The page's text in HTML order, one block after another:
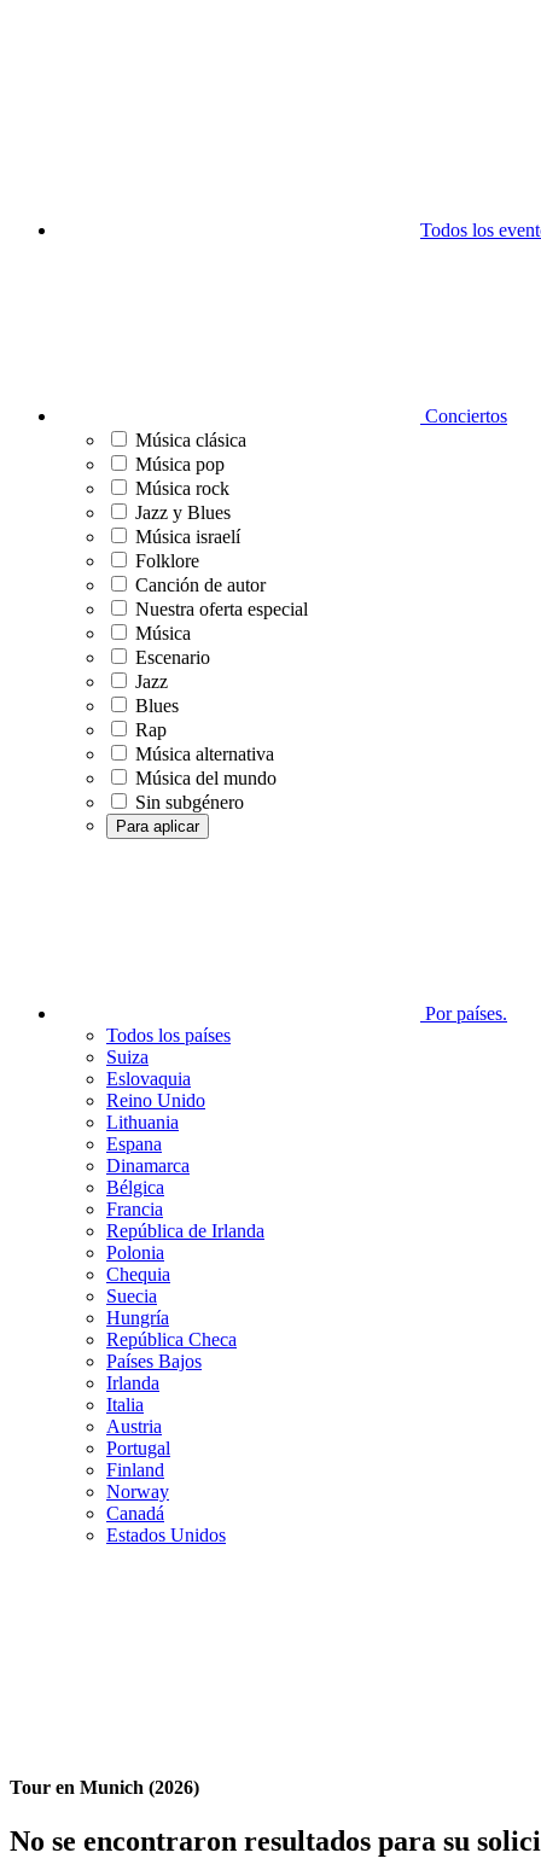
Todos los
Conciertos
Música clásica
Música pop
Música rock
Jazz y Blues
Música israelí
Folklore
Canción de autor
Nuestra oferta especial
Música
Escenario
Jazz
Blues
Rap
Música alternativa
Música del mundo
Sin subgénero
Para aplicar
Por países.
Todos los países
Suiza
Eslovaquia
Reino Unido
Lithuania
Espana
Dinamarca
Bélgica
Francia
República de Irlanda
Polonia
Chequia
Suecia
Hungría
República Checa
Países Bajos
Irlanda
Italia
Austria
Portugal
Finland
Norway
Canadá
Estados Unidos
Tour en Munich (2026)
No se encontraron resultados para su